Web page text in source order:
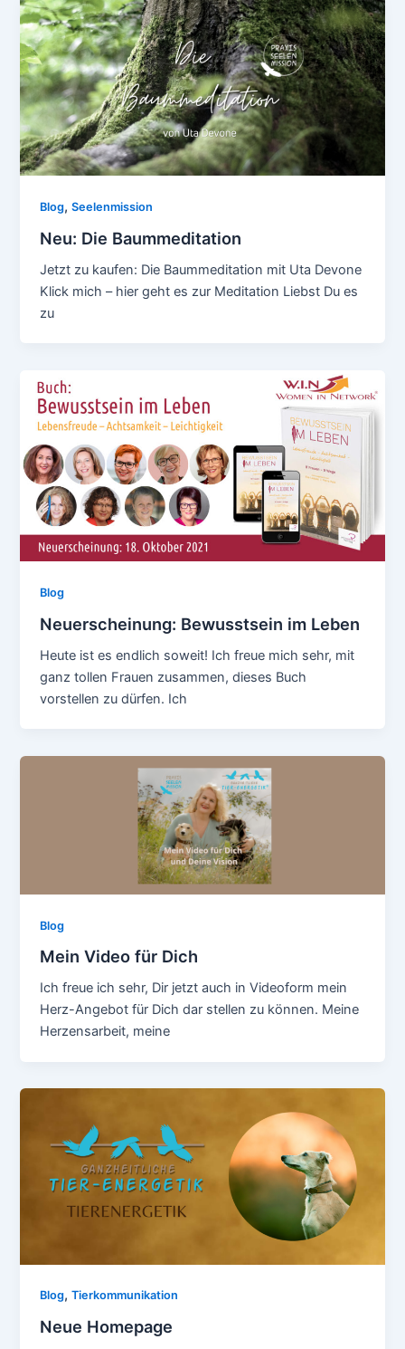
Blog,Seelenmission
Neu: Die Baummeditation
Jetzt zu kaufen: Die Baummeditation mit Uta Devone
Klick mich – hier geht es zur Meditation Liebst Du es
zu
Blog
Neuerscheinung: Bewusstsein im Leben
Heute ist es endlich soweit! Ich freue mich sehr, mit
ganz tollen Frauen zusammen, dieses Buch
vorstellen zu dürfen. Ich
Blog
Mein Video für Dich
Ich freue ich sehr, Dir jetzt auch in Videoform mein
Herz-Angebot für Dich dar stellen zu können. Meine
Herzensarbeit, meine
Blog,Tierkommunikation
Neue Homepage